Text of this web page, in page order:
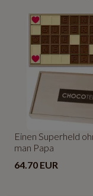
Einen Superheld
man Papa
64.70 EUR